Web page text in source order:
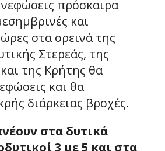
νεφώσεις πρόσκαιρα
και
στα ορεινά της
Στερεάς, της
της Κρήτης θα
και θα
διάρκειας βροχές.
στα δυτικά
3 με 5 και στα